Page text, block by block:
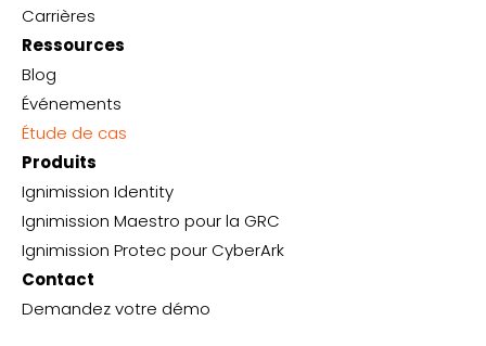
Carrières
Ressources
Blog
Événements
Étude de cas
Produits
Ignimission Identity
Ignimission Maestro pour la GRC
Ignimission Protec pour CyberArk
Contact
Demandez votre démo